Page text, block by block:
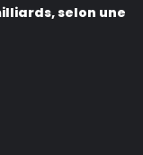
selon une